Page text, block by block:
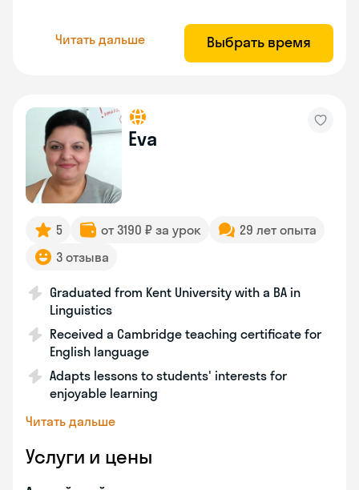
Читать дальше Выбрать время
Eva
5 от 3190 ₽ за урок
29 лет опыта
3 отзыва
Graduated from Kent University with a BA in
Linguistics
Received a Cambridge teaching certificate for
English language
Adapts lessons to students' interests for
enjoyable learning
Читать дальше
Услуги и цены